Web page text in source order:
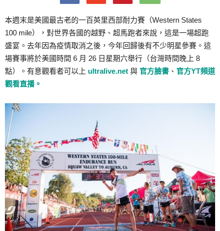
本週末是美國最古老的一百英里西部耐力賽（Western States
100 mile），對世界各國的越野、超馬跑者來說，這是一場超跑
盛宴。去年因為疫情取消之後，今年回歸後有不少明星參賽。這
場賽事將於美國時間 6 月 26 日星期六舉行（台灣時間晚上 8
點）。有意觀看者可以上 ultralive.net 與 官方臉書 、 官方YT頻道
觀看直播。